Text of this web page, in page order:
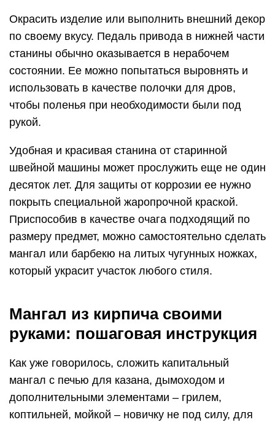
Окрасить изделие или выполнить внешний декор
по своему вкусу. Педаль привода в нижней части
станины обычно оказывается в нерабочем
состоянии. Ее можно попытаться выровнять и
использовать в качестве полочки для дров,
чтобы поленья при необходимости были под
рукой.
Удобная и красивая станина от старинной
швейной машины может прослужить еще не один
десяток лет. Для защиты от коррозии ее нужно
покрыть специальной жаропрочной краской.
Приспособив в качестве очага подходящий по
размеру предмет, можно самостоятельно сделать
мангал или барбекю на литых чугунных ножках,
который украсит участок любого стиля.
Мангал из кирпича своими
руками: пошаговая инструкция
Как уже говорилось, сложить капитальный
мангал с печью для казана, дымоходом и
дополнительными элементами – грилем,
коптильней, мойкой – новичку не под силу, для